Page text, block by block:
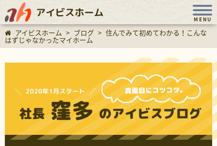
アイビスホーム
MENU
アイビスホーム > ブログ > 住んでみて初めてわかる！こんな
はずじゃなかったマイホーム